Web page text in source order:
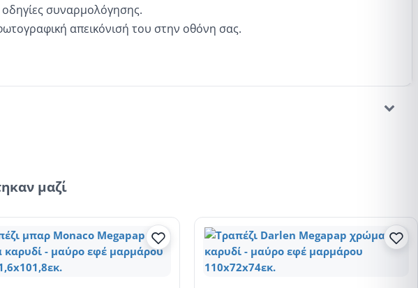
συναρμολόγησης.
απεικόνισή του στην οθόνη σας.
μαζί